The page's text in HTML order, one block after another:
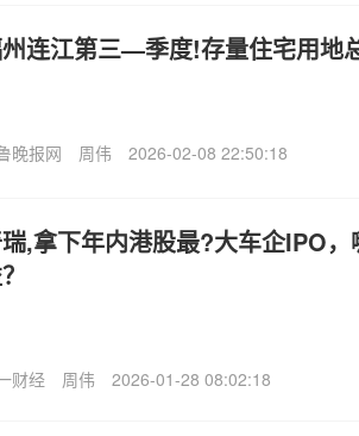
连江第三—季度!存量住宅用地
晚报网 周伟 2026-02-08 22:50:18
,拿下年内港股最?大车企IPO
财经 周伟 2026-01-28 08:02:18